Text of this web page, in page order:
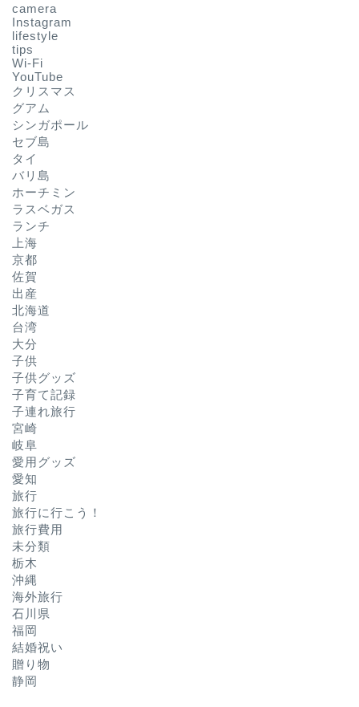
camera
Instagram
lifestyle
tips
Wi-Fi
YouTube
クリスマス
グアム
シンガポール
セブ島
タイ
バリ島
ホーチミン
ラスベガス
ランチ
上海
京都
佐賀
出産
北海道
台湾
大分
子供
子供グッズ
子育て記録
子連れ旅行
宮崎
岐阜
愛用グッズ
愛知
旅行
旅行に行こう！
旅行費用
未分類
栃木
沖縄
海外旅行
石川県
福岡
結婚祝い
贈り物
静岡